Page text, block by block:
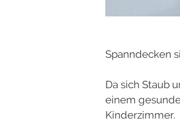
Spanndecken
Da sich Staub
einem
Kinderzimmer.